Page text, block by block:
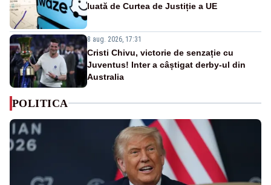
luată de Curtea de Justiție a UE
8 aug. 2026, 17:31
Cristi Chivu, victorie de senzație cu
Juventus! Inter a câștigat derby-ul din
Australia
POLITICA